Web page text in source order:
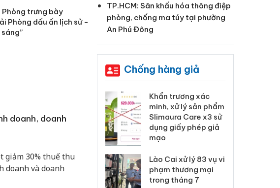
Phòng trưng bày
Phòng dấu ấn lịch sử -
doanh, doanh
giảm 30% thuế thu
doanh và doanh
TP.HCM: Sân khấu hóa thông điệp
phòng, chống ma túy tại phường
An Phú Đông
Chống hàng giả
sản phẩm nhập lậu,
Công an Thanh Hóa
tìm bị hại trong vụ
Khẩn trương xác
minh, xử lý sản phẩm
Slimaura Care x3 sử
dụng giấy phép giả
mạo
Lào Cai xử lý 83 vụ vi
phạm thương mại
trong tháng 7